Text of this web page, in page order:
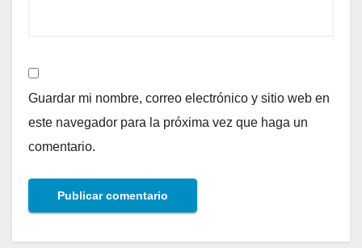
Guardar mi nombre, correo electrónico y sitio web en
este navegador para la próxima vez que haga un
comentario.